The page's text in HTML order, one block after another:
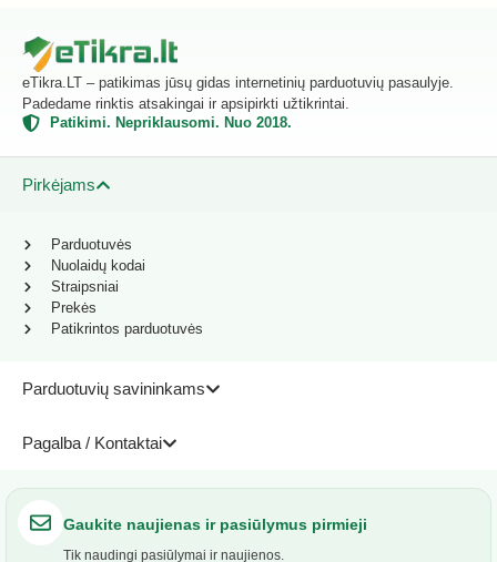
eTikra.LT – patikimas jūsų gidas internetinių parduotuvių pasaulyje.
Padedame rinktis atsakingai ir apsipirkti užtikrintai.
Patikimi. Nepriklausomi. Nuo 2018.
Pirkėjams
Parduotuvių savininkams
Pagalba / Kontaktai
Parduotuvės
Nuolaidų kodai
Straipsniai
Prekės
Patikrintos parduotuvės
Gaukite naujienas ir pasiūlymus pirmieji
Tik naudingi pasiūlymai ir naujienos.